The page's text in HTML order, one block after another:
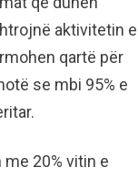
aktivitetin e
qartë për
se mbi 95% e
20% vitin e